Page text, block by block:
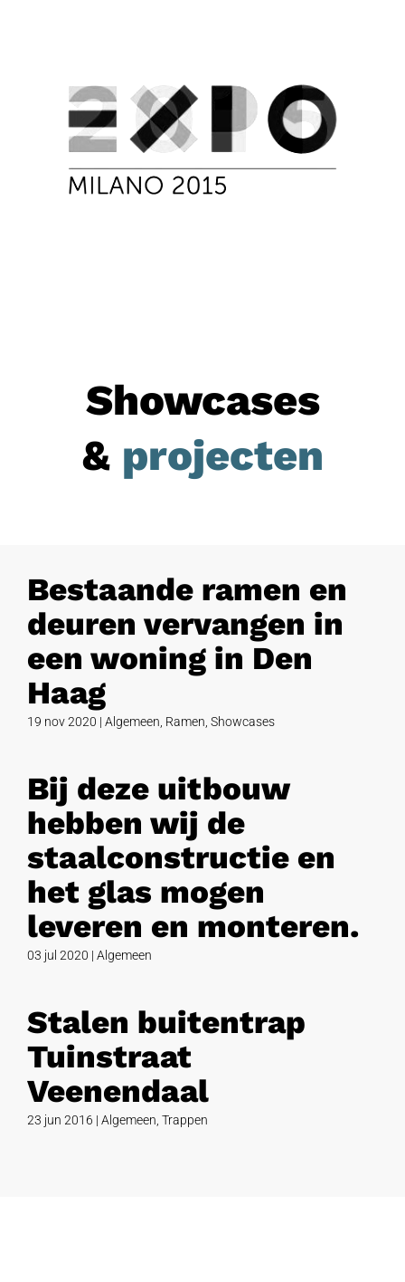
Showcases
& projecten
Bestaande ramen en
deuren vervangen in
een woning in Den
Haag
19 nov 2020 | Algemeen Ramen Showcases
Bij deze uitbouw
hebben wij de
staalconstructie en
het glas mogen
leveren en monteren.
03 jul 2020 | Algemeen
Stalen buitentrap
Tuinstraat
Veenendaal
23 jun 2016 | Algemeen Trappen